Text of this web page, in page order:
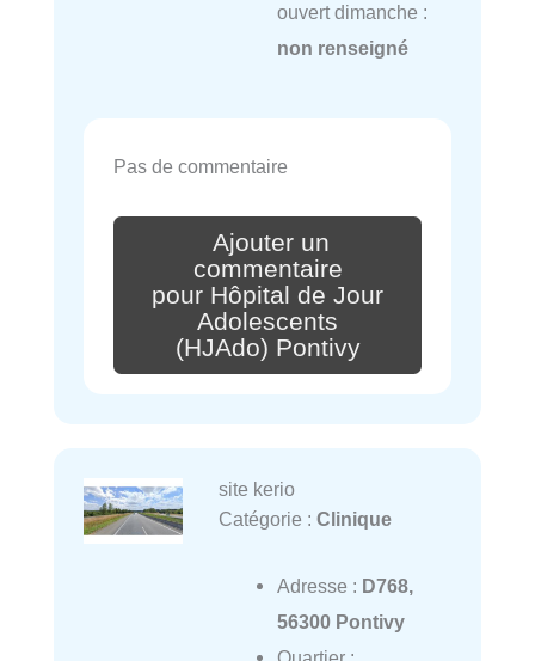
ouvert dimanche :
non renseigné
Pas de commentaire
Ajouter un
commentaire
pour Hôpital de Jour
Adolescents
(HJAdo) Pontivy
site kerio
Catégorie : Clinique
Adresse : D768,
56300 Pontivy